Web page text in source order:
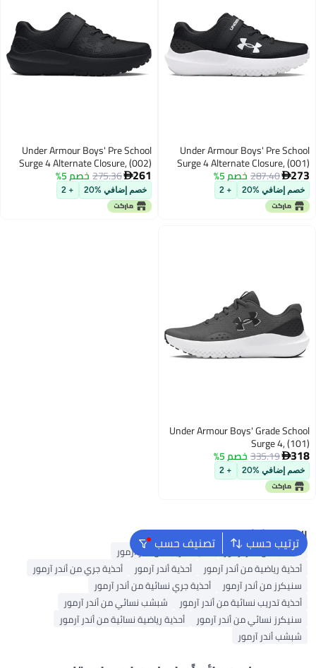
Under Armour Boys' Pre School
Surge 4 Alternate Closure, (001)
Black/Anthracite/White, 1, US
273
287.40خصم 5%
خصم إضافي %20 + 2
Under Armour Boys' Pre School
Surge 4 Alternate Closure, (002)
Black/Black/Black, 11, US
261
275.36خصم 5%
خصم إضافي %20 + 2
Under Armour Boys' Grade School
Surge 4, (101)
Castlerock/Anthracite/Anthracite,
6, US
318
335.19خصم 5%
خصم إضافي %20 + 2
ترتيب حسب تصنيف حسب البحث الشائع
شبشب من أندر آرمور
أحذية تدريب من أندر آرمور
أحذية رياضية من أندر آرمور
أحذية أندر آرمور
أحذية جري من أندر آرمور
سنيكرز من أندر آرمور
أحذية جري نسائية من أندر آرمور
أحذية تدريب نسائية من أندر آرمور
شبشب نسائي من أندر آرمور
سنيكرز نسائي من أندر آرمور
أحذية رياضية نسائية من أندر آرمور
شبشب أندر آرمور